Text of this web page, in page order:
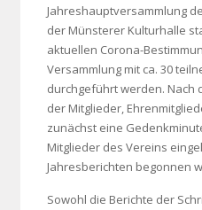
Jahreshauptversammlung
der Münsterer Kulturhalle
aktuellen Corona-
Versammlung mit ca. 30
durchgeführt werden. Nach
der Mitglieder,
zunächst eine
Mitglieder des Vereins
Jahresberichten begonnen
Sowohl die Berichte der